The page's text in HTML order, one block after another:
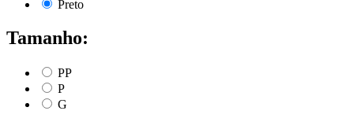
Preto
Tamanho:
PP
P
G